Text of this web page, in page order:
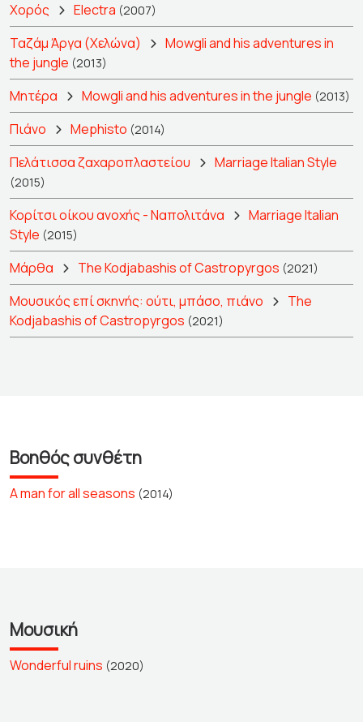
Χορός Electra (2007)
Ταζάμ Άργα (Χελώνα)
Mowgli and his adventures in
the jungle (2013)
Μητέρα Mowgli and his adventures in the jungle (2013)
Πιάνο Mephisto (2014)
Πελάτισσα ζαχαροπλαστείου Marriage Italian Style
(2015)
Κορίτσι οίκου ανοχής - Ναπολιτάνα
Marriage Italian
Style (2015)
Μάρθα The Kodjabashis of Castropyrgos (2021)
Μουσικός επί σκηνής: ούτι, μπάσο, πιάνο
The
Kodjabashis of Castropyrgos (2021)
Βοηθός συνθέτη
A man for all seasons (2014)
Μουσική
Wonderful ruins (2020)